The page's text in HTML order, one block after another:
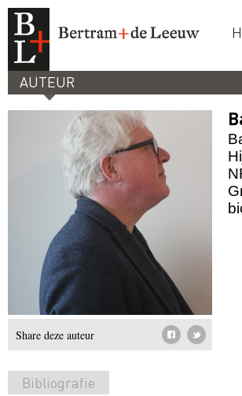
AUTEUR
Share deze auteur
Bibliografie